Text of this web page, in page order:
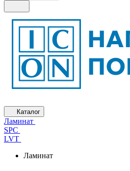
Каталог
Ламинат
SPC
LVT
Ламинат